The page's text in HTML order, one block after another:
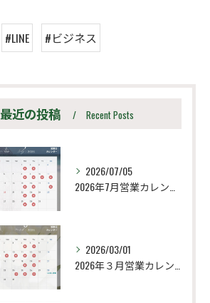
#LINE #ビジネス
最近の投稿 Recent Posts
2026/07/05
2026/03/01